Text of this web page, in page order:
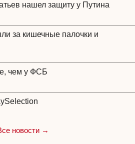
нашел защиту у Путина
за кишечные палочки и
чем у ФСБ
новости →